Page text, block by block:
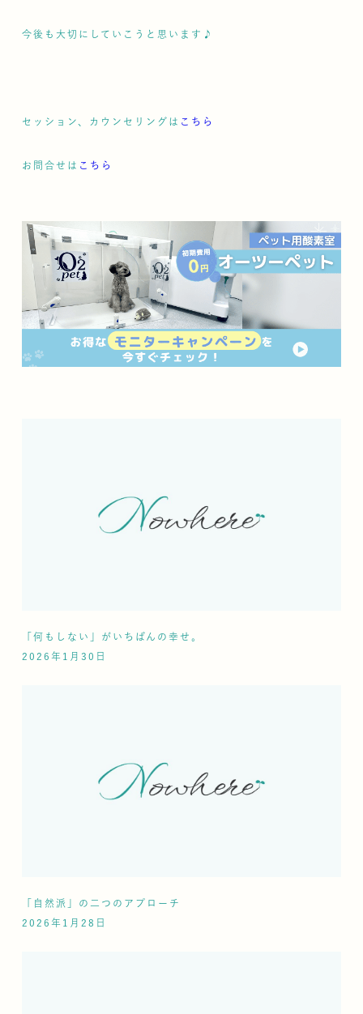
今後も大切にしていこうと思います♪
セッション、カウンセリングは こちら
お問合せは こちら
「何もしない」がいちばんの幸せ。
2026年1月30日
「自然派」の二つのアプローチ
2026年1月28日